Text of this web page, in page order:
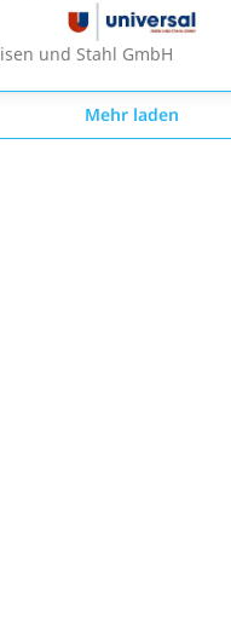
und Stahl GmbH
Mehr laden